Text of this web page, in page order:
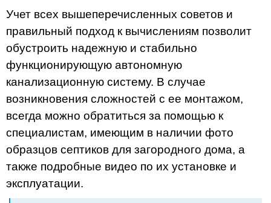
Учет всех вышеперечисленных советов и
правильный подход к вычислениям позволит
обустроить надежную и стабильно
функционирующую автономную
канализационную систему. В случае
возникновения сложностей с ее монтажом,
всегда можно обратиться за помощью к
специалистам, имеющим в наличии фото
образцов септиков для загородного дома, а
также подробные видео по их установке и
эксплуатации.